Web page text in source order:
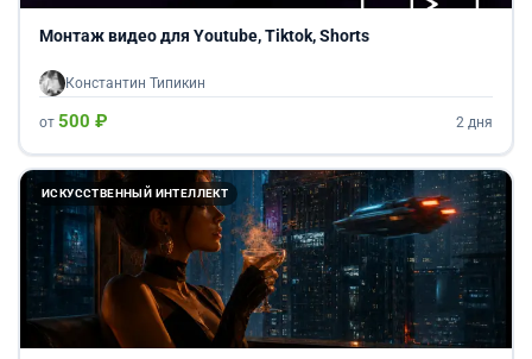
Монтаж видео для Youtube, Tiktok, Shorts
Константин Типикин
от 500 ₽ 2 дня
ИСКУССТВЕННЫЙ ИНТЕЛЛЕКТ